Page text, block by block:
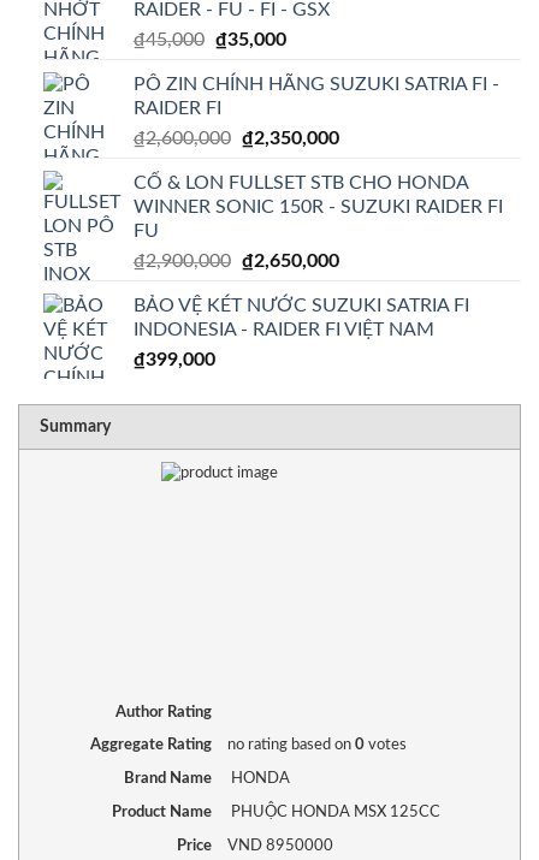
RAIDER - FU - FI - GSX
₫45,000 Giá
là:
₫45,000.
₫35,000Giá
tại
₫35,000.
PÔ ZIN CHÍNH HÃNG SUZUKI SATRIA FI -
RAIDER FI
₫2,600,000 Giá
là:
₫2,600,000.
₫2,350,000Giá
tại
là:
CỔ & LON FULLSET STB CHO HONDA
WINNER SONIC 150R - SUZUKI RAIDER FI
FU
₫2,900,000 Giá
là:
₫2,900,000.
₫2,650,000Giá
tại
là:
BẢO VỆ KÉT NƯỚC SUZUKI SATRIA FI
INDONESIA - RAIDER FI VIỆT NAM
₫399,000
Summary
RATING 1 star
2
3
4
5
Author Rating
Aggregate Rating no ratingbased on 0votes
Brand Name HONDA
Product Name PHUỘC HONDA MSX 125CC
Price VND8950000